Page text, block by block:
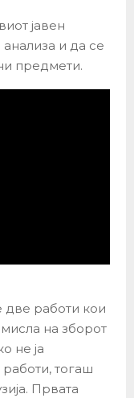
јавен
и да се
предмети.
две работи кои
на зборот
не ја
тогаш
Првата